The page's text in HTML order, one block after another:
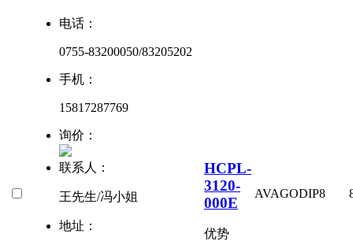
电话：
0755-83200050/83205202
手机：
15817287769
询价：
联系人：
王先生/冯小姐
地址：
HCPL-
3120-
000E
优势
AVAGODIP8